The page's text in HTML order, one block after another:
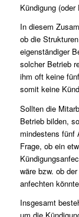
Kündigung
In diesem
ob die
eigenständiger
solcher Betrieb
ihm oft keine
somit keine
Sollten die
Betrieb bilden,
mindestens fünf
Frage, ob ein
wäre bzw. ob
anfechten
Insgesamt
um die